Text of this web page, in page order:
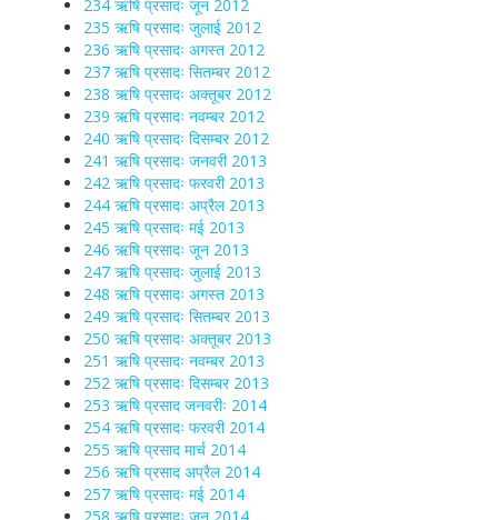
234 ऋषि प्रसादः जून 2012
235 ऋषि प्रसादः जुलाई 2012
236 ऋषि प्रसादः अगस्त 2012
237 ऋषि प्रसादः सितम्बर 2012
238 ऋषि प्रसादः अक्तूबर 2012
239 ऋषि प्रसादः नवम्बर 2012
240 ऋषि प्रसादः दिसम्बर 2012
241 ऋषि प्रसादः जनवरी 2013
242 ऋषि प्रसादः फरवरी 2013
244 ऋषि प्रसादः अप्रैल 2013
245 ऋषि प्रसादः मई 2013
246 ऋषि प्रसादः जून 2013
247 ऋषि प्रसादः जुलाई 2013
248 ऋषि प्रसादः अगस्त 2013
249 ऋषि प्रसादः सितम्बर 2013
250 ऋषि प्रसादः अक्तूबर 2013
251 ऋषि प्रसादः नवम्बर 2013
252 ऋषि प्रसादः दिसम्बर 2013
253 ऋषि प्रसाद जनवरीः 2014
254 ऋषि प्रसादः फरवरी 2014
255 ऋषि प्रसाद मार्च 2014
256 ऋषि प्रसाद अप्रैल 2014
257 ऋषि प्रसादः मई 2014